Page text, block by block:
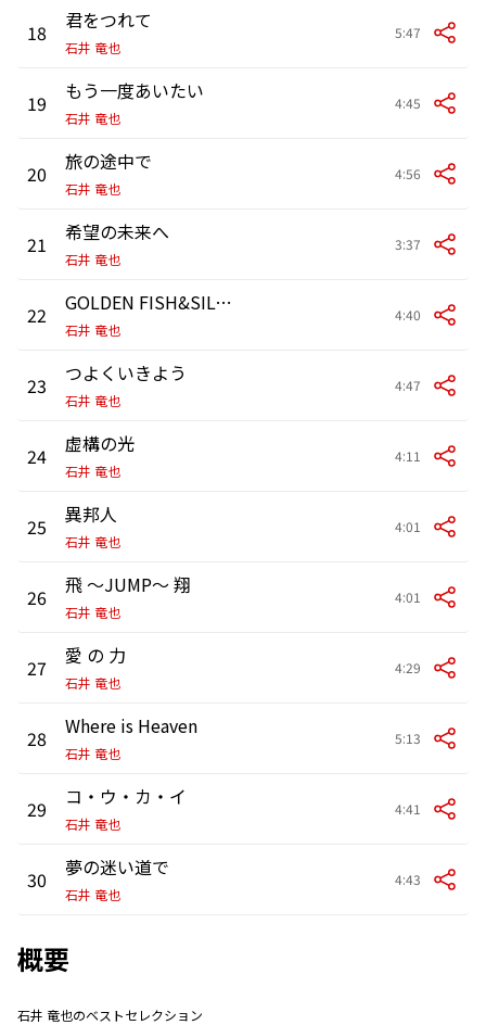
18 君をつれて
石井 竜也
5:47
19 もう一度あいたい
石井 竜也
4:45
20 旅の途中で
石井 竜也
4:56
21 希望の未来へ
石井 竜也
3:37
22 GOLDEN FISH&SILVER FOX
石井 竜也
4:40
23 つよくいきよう
石井 竜也
4:47
24 虚構の光
石井 竜也
4:11
25 異邦人
石井 竜也
4:01
26 飛 〜JUMP〜 翔
石井 竜也
4:01
27 愛 の 力
石井 竜也
4:29
28 Where is Heaven
石井 竜也
5:13
29 コ・ウ・カ・イ
石井 竜也
4:41
30 夢の迷い道で
石井 竜也
4:43
概要
石井 竜也のベストセレクション